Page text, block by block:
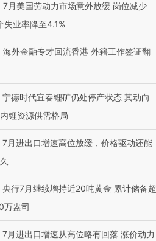
7月美国劳动力市场意外放缓 岗位减少
失业率降至4.1%
海外金融专才回流香港 外籍工作签证翻
宁德时代宜春锂矿仍处停产状态 其动向
锂资源供需格局
7月进出口增速高位放缓，价格驱动还能
央行7月继续增持近20吨黄金 累计储备超
万盎司
7月进出口增速从高位略有回落 涨价动力